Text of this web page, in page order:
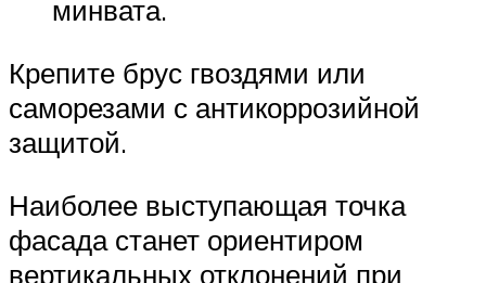
минвата.
Крепите брус гвоздями или
саморезами с антикоррозийной
защитой.
Наиболее выступающая точка
фасада станет ориентиром
вертикальных отклонений при